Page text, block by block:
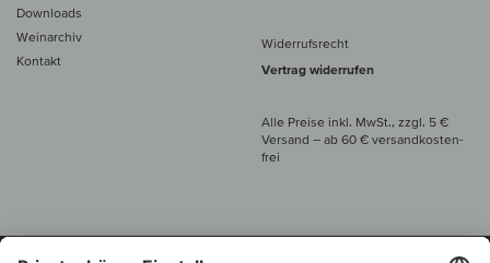
Downloads
Weinarchiv
Kontakt
Widerrufsrecht
Vertrag widerrufen
Alle Preise inkl. MwSt., zzgl. 5 €
Versand – ab 60 € versand­kosten­
frei